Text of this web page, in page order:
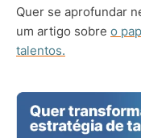
Quer se aprofundar
um artigo sobre o
talentos.